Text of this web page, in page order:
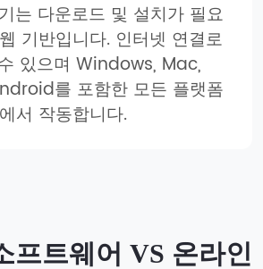
는 다운로드 및 설치가 필요
기반입니다. 인터넷 연결로
있으며 Windows, Mac,
를 포함한 모든 플랫폼
에서 작동합니다.
프트웨어 VS 온라인